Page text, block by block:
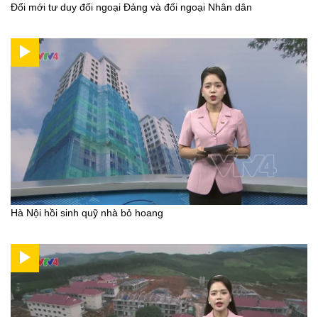
Đổi mới tư duy đối ngoại Đảng và đối ngoại Nhân dân
Hà Nội hồi sinh quỹ nhà bỏ hoang